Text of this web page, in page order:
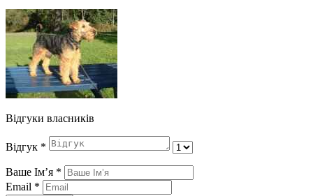
Відгуки власників
Відгук *
Ваше Імʼя *
Email *